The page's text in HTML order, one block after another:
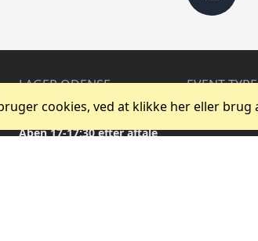
LAGER ODENSE
Klokkestøbervej 29, PORT 4
5230 Odense M
Åben 17-17:30 efter aftale
EVENT
Koncert og
Bryllup
cookies, ved at klikke her eller brug